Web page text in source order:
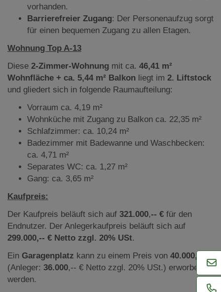
vorhanden.
Barrierefreier Zugang: Der Personenaufzug sorgt
für einen bequemen Zugang zu allen Etagen.
Wohnung Top A-13
Diese 2-Zimmer-Wohnung mit ca. 46,41 m²
Wohnfläche + ca. 5,44 m² Balkon liegt im 2. Liftstock
und gliedert sich in folgende Raumaufteilung:
Vorraum ca. 4,19 m²
Wohnküche mit Zugang zu Balkon ca. 22,35 m²
Schlafzimmer: ca. 10,24 m²
Badezimmer mit Badewanne und Waschbecken:
ca. 4,71 m²
Separates WC: ca. 1,27 m²
Gang: ca. 3,65 m²
Kaufpreis:
Der Kaufpreis beläuft sich auf 321.000,-- € für den
Endnutzer. Der Anlegerkaufpreis beläuft sich auf
299.000,-- € Netto zzgl. 20% USt.
Ein Garagenplatz kann zu einem Preis von 40.000,-- €
(Anleger: 36.000,-- € Netto zzgl. 20% USt.) erworben
werden.